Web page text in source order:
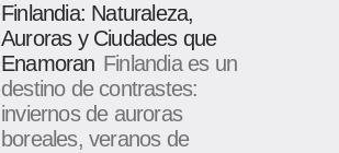
Finlandia: Naturaleza,
Auroras y Ciudades que
Enamoran Finlandia es un
destino de contrastes:
inviernos de auroras
boreales, veranos de